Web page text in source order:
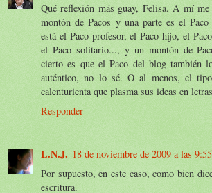
Qué reflexión más guay, Felisa. A mí
montón de Pacos y una parte es el
está el Paco profesor, el Paco hijo, el
el Paco solitario..., y un montón de
cierto es que el Paco del blog también
auténtico, no lo sé. O al menos, el
calenturienta que plasma sus ideas en
Responder
L.N.J. 18 de noviembre de 2009 a las 9:55
Por supuesto, en este caso, como bien
escritura.